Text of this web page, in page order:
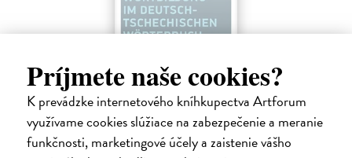
Príjmete naše cookies?
K prevádzke internetového kníhkupectva Artforum
využívame cookies slúžiace na zabezpečenie a meranie
funkčnosti, marketingové účely a zaistenie vášho
Wortbildung im deutsch-tschechischen